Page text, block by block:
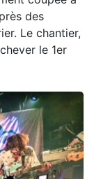
des
Le chantier,
le 1er